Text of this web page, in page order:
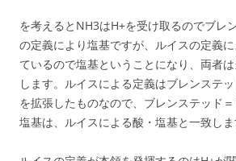
を考えるとNH3はH+を受け取るのでブレ
の定義により塩基ですが、ルイスの定義
ているので塩基ということになり、両者
します。ルイスによる定義はブレンステ
を拡張したものなので、ブレンステッド
塩基は、ルイスによる酸・塩基と一致しま